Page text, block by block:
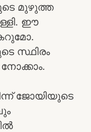
മുഴുത്ത
ഈ
സ്ഥിരം
ജോയിയുടെ